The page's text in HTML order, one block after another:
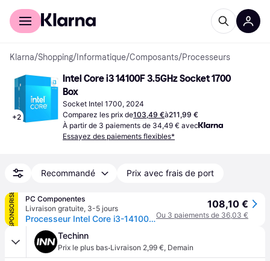
Acheter avec Klarna
Klarna/Shopping/ Informatique/Composants/Processeurs
+2
Intel Core i3 14100F 3.5GHz Socket 1700
Box
Socket Intel 1700, 2024
Comparez les prix de103,49 €à211,99 €
À partir de 3 paiements de 34,49 € avec
Essayez des paiements flexibles*
Recommandé Prix avec frais de port
SPONSORISÉ
PC Componentes
Livraison gratuite, 3-5 jours
Processeur Intel Core i3-14100F 4 Cœurs 3,5 GHz Base 4,7 GHz Turbo Box
108,10 €
Ou 3 paiements de 36,03 €
Techinn
Prix le plus bas·Livraison 2,99 €, Demain